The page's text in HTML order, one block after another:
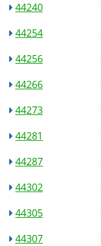
44240
44254
44256
44266
44273
44281
44287
44302
44305
44307